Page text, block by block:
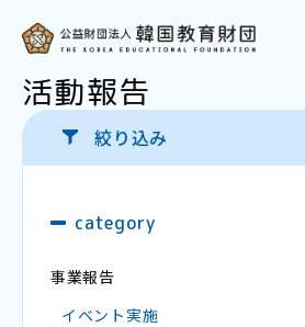
トップページ
財団について
概要・アクセス
理事長・役員紹介
活動報告
絞り込み
category
事業報告
イベント実施